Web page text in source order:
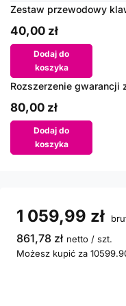
Zestaw przewodowy
40,00 zł
Dodaj do
koszyka
Rozszerzenie gwarancji
80,00 zł
Dodaj do
koszyka
1 059,99 zł
861,78 zł netto / szt.
Możesz kupić za